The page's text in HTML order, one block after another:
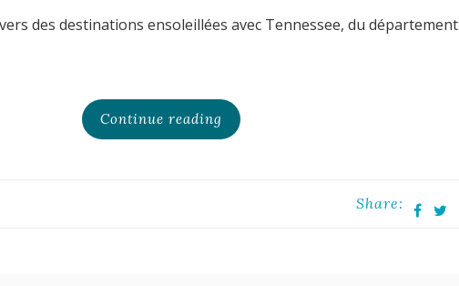
des destinations ensoleillées avec Tennessee, du département
Continue reading
Share: